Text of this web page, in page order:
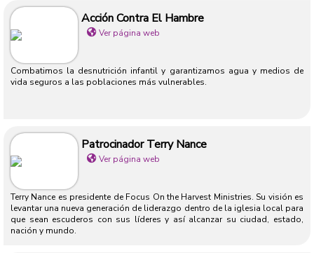
Acción Contra El Hambre
Ver página web
Combatimos la desnutrición infantil y garantizamos agua y medios de
vida seguros a las poblaciones más vulnerables.
Patrocinador Terry Nance
Ver página web
Terry Nance es presidente de Focus On the Harvest Ministries. Su visión es
levantar una nueva generación de liderazgo dentro de la iglesia local para
que sean escuderos con sus líderes y así alcanzar su ciudad, estado,
nación y mundo.